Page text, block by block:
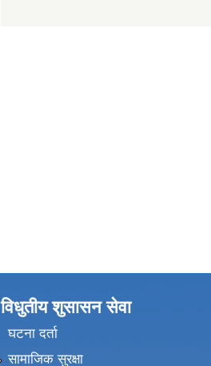
विधुतीय शुसासन सेवा
घटना दर्ता
सामाजिक सुरक्षा